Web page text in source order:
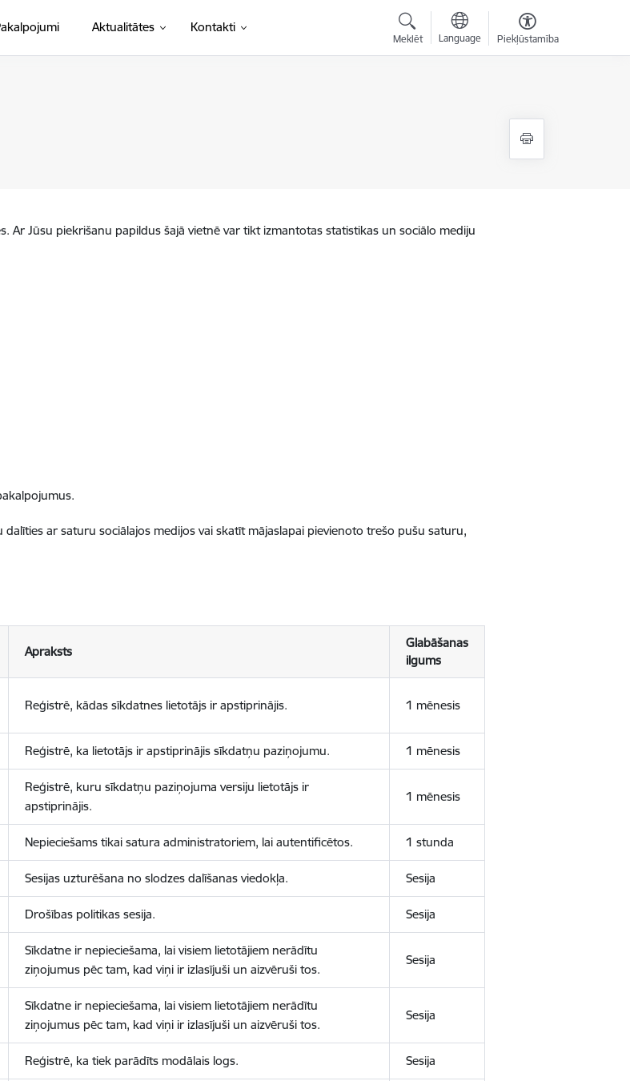
Aktualitātes Kontakti
Meklēt Language Piekļūstamība
Ar Jūsu piekrišanu papildus šajā vietnē var tikt izmantotas statistikas un sociālo mediju
ar saturu sociālajos medijos vai skatīt mājaslapai pievienoto trešo pušu saturu,
Apraksts
Glabāšanas
ilgums
Reģistrē, kādas sīkdatnes lietotājs ir apstiprinājis. 1 mēnesis
Reģistrē, ka lietotājs ir apstiprinājis sīkdatņu paziņojumu. 1 mēnesis
Reģistrē, kuru sīkdatņu paziņojuma versiju lietotājs ir
apstiprinājis.
1 mēnesis
Nepieciešams tikai satura administratoriem, lai autentificētos. 1 stunda
Sesijas uzturēšana no slodzes dalīšanas viedokļa. Sesija
Drošības politikas sesija. Sesija
Sīkdatne ir nepieciešama, lai visiem lietotājiem nerādītu
ziņojumus pēc tam, kad viņi ir izlasījuši un aizvēruši tos.
Sesija
Sīkdatne ir nepieciešama, lai visiem lietotājiem nerādītu
ziņojumus pēc tam, kad viņi ir izlasījuši un aizvēruši tos.
Sesija
Reģistrē, ka tiek parādīts modālais logs. Sesija